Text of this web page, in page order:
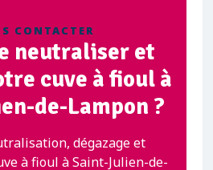
CONTACTER
neutraliser et
cuve à fioul à
de-Lampon ?
dégazage et
à fioul à Saint-Julien-de-